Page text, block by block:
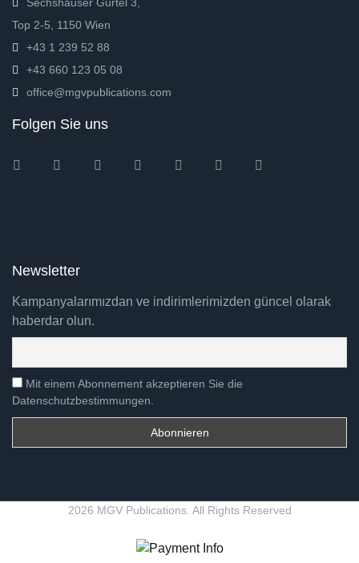
Top 2-5, 1150 Wien
+43 1 239 52 88
+43 660 123 05 08
office@mgvpublications.com
Folgen Sie uns
InstagramFacebookTwitter Amazon Pinterest
Newsletter
Kampanyalarımızdan ve indirimlerimizden güncel olarak
haberdar olun.
Mit einem Abonnement akzeptieren Sie die
Datenschutzbestimmungen.
2026 MGV Publications. All Rights Reserved